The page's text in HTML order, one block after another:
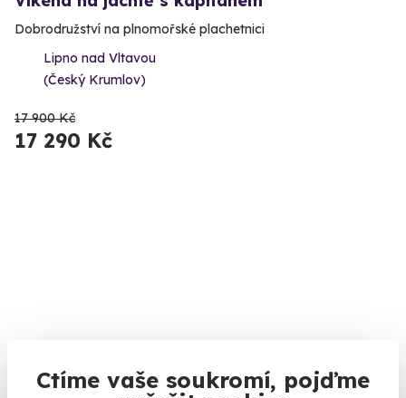
Ctíme vaše soukromí, pojďme
Dobrodružství na plnomořské plachetnici
Lipno nad Vltavou
(Český Krumlov)
17 900 Kč
17 290 Kč